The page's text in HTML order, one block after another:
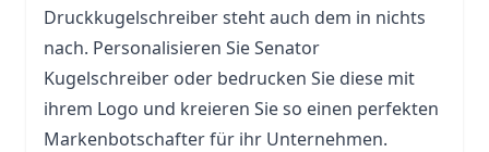
Druckkugelschreiber steht auch dem in nichts
nach. Personalisieren Sie Senator
Kugelschreiber oder bedrucken Sie diese mit
ihrem Logo und kreieren Sie so einen perfekten
Markenbotschafter für ihr Unternehmen.